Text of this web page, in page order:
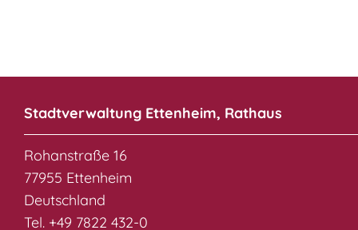
Stadtverwaltung Ettenheim, Rathaus
Rohanstraße 16
77955 Ettenheim
Deutschland
Tel. +49 7822 432-0